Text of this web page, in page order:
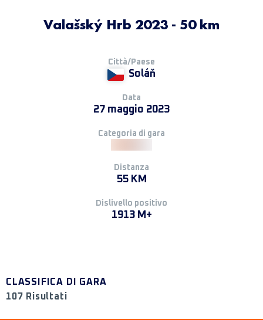
Valašský Hrb 2023 - 50 km
Città/Paese
Soláň
Data
27 maggio 2023
Categoria di gara
Distanza
55 KM
Dislivello positivo
1913 M+
CLASSIFICA DI GARA
107 Risultati